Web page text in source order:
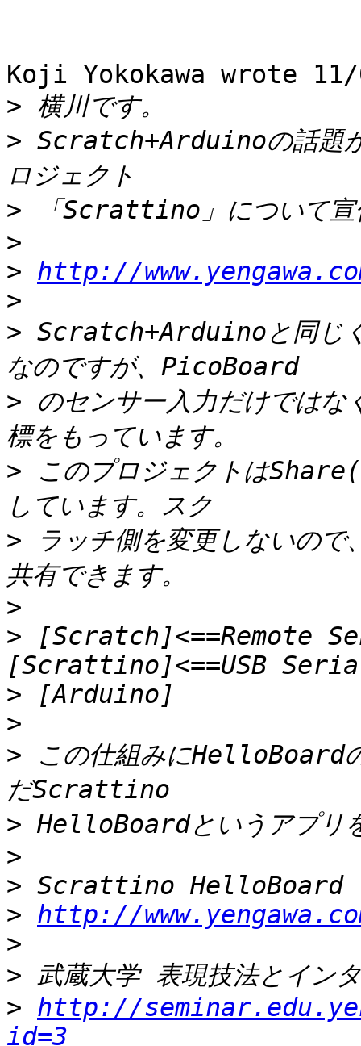
Koji Yokokawa wrote
>
> Scratch+Arduinoの話題が
>
>
> http://
>
> Scratch+Arduinoと同じ
> のセンサー入力だけではな
> このプロジェクトは
> ラッチ側を変更しないので
>
> [Scratch]<==Remote
>
>
> この仕組みにHelloBoard
>
>
>
> http://
>
>
> http://
id=3